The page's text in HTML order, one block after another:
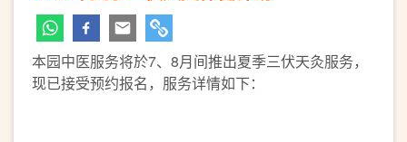
本园中医服务将於7、8月间推出夏季三伏天灸服务，
现已接受预约报名，服务详情如下：